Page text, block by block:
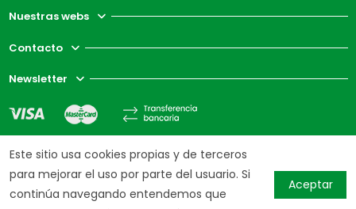
Nuestras webs
Contacto
Newsletter
Este sitio usa cookies propias y de terceros
para mejorar el uso por parte del usuario. Si
continúa navegando entendemos que
Aceptar